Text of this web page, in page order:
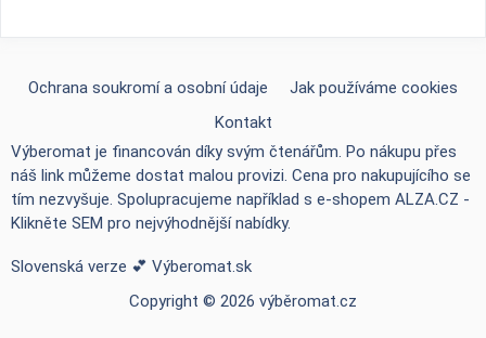
Ochrana soukromí a osobní údaje
Jak používáme cookies
Kontakt
Výberomat je financován díky svým čtenářům. Po nákupu přes
náš link můžeme dostat malou provizi. Cena pro nakupujícího se
tím nezvyšuje. Spolupracujeme například s e-shopem ALZA.CZ -
Klikněte SEM pro nejvýhodnější nabídky.
Slovenská verze 💕 Výberomat.sk
Copyright © 2026 výběromat.cz